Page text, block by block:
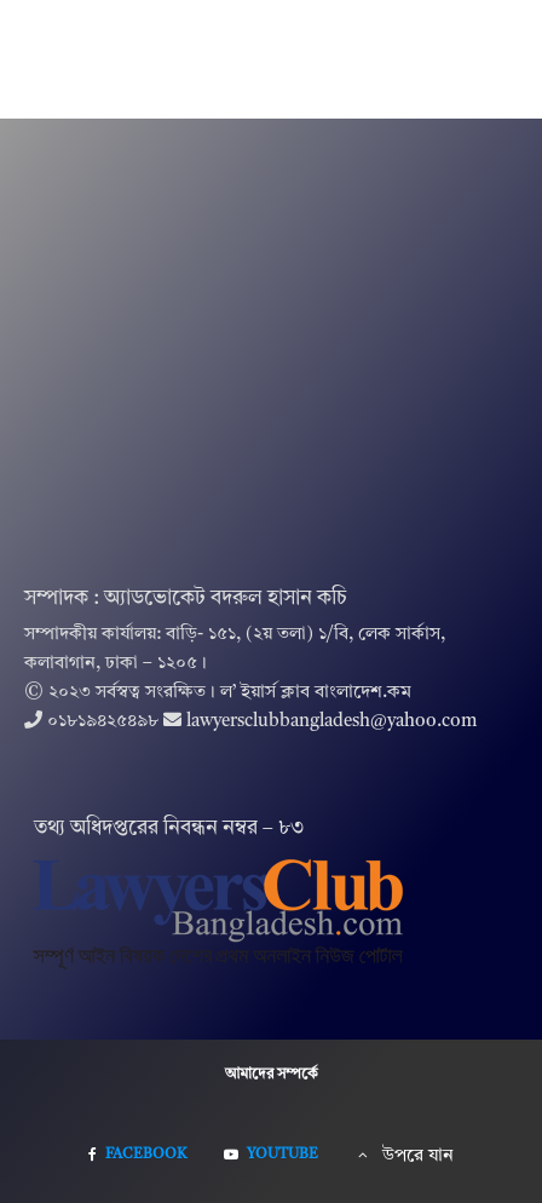
সম্পাদক : অ্যাডভোকেট বদরুল হাসান কচি
সম্পাদকীয় কার্যালয়: বাড়ি- ১৫১, (২য় তলা) ১/বি, লেক সার্কাস,
কলাবাগান, ঢাকা – ১২০৫।
© ২০২৩ সর্বস্বত্ব সংরক্ষিত । ল’ ইয়ার্স ক্লাব বাংলাদেশ.কম
০১৮১৯৪২৫৪৯৮
lawyersclubbangladesh@yahoo.com
তথ‌্য অ‌ধিদপ্ত‌রের নিবন্ধন নম্বর – ৮৩
আমাদের সম্পর্কে
FACEBOOK YOUTUBE উপরে যান